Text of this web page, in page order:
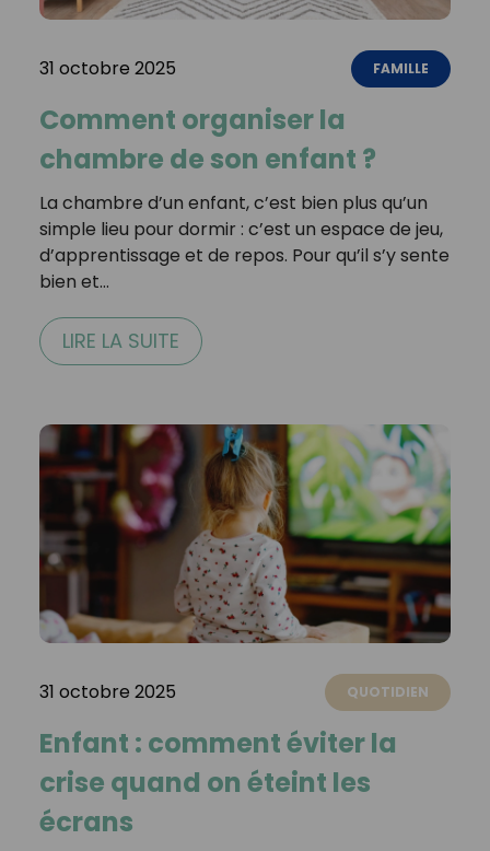
31 octobre 2025 FAMILLE
Comment organiser la
chambre de son enfant ?
La chambre d’un enfant, c’est bien plus qu’un
simple lieu pour dormir : c’est un espace de jeu,
d’apprentissage et de repos. Pour qu’il s’y sente
bien et…
LIRE LA SUITE
31 octobre 2025 QUOTIDIEN
Enfant : comment éviter la
crise quand on éteint les
écrans